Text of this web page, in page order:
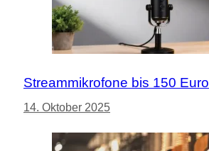
Streammikrofone bis 150 Euro
14. Oktober 2025